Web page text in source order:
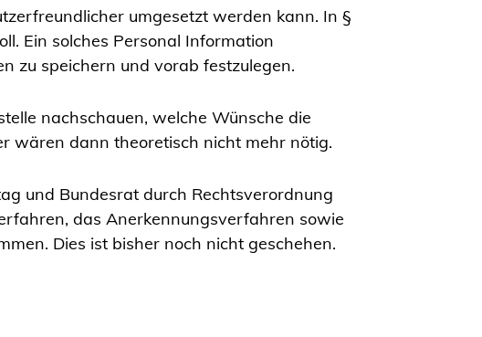
umgesetzt werden kann. In §
Ein solches Personal Information
zu speichern und vorab festzulegen.
nachschauen, welche Wünsche die
wären dann theoretisch nicht mehr nötig.
und Bundesrat durch Rechtsverordnung
das Anerkennungsverfahren sowie
Dies ist bisher noch nicht geschehen.